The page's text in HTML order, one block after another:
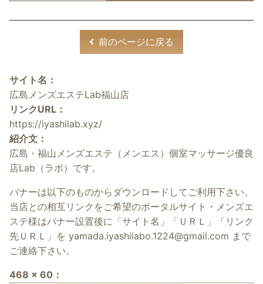
前のページに戻る
サイト名：
広島メンズエステLab福山店
リンクURL：
https://iyashilab.xyz/
紹介文：
広島・福山メンズエステ（メンエス）個室マッサージ優良
店Lab（ラボ）です。
バナーは以下のものからダウンロードしてご利用下さい。
当店との相互リンクをご希望のポータルサイト・メンズエ
ステ様はバナー設置後に「サイト名」「ＵＲＬ」「リンク
先ＵＲＬ」を yamada.iyashilabo.1224@gmail.com まで
ご連絡下さい。
468 x 60：